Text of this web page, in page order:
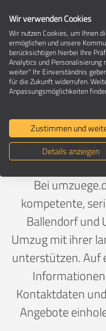
Ein
Deutschland>
Bei
kompetente,
Ballendorf und
Umzug mit ihrer
unterstützen. Auf
Kontaktdaten
Angebote
Wir verwenden Cookies
Wir nutzen Cookies, um Ihnen
ermöglichen und unsere
berücksichtigen hierbei Ihre
Analytics und Personalisierung
weiter" Ihr Einverständnis
für die Zukunft widerrufen.
Anpassungsmöglichkeiten
Zustimmen und
Details anzeigen